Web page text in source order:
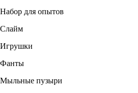
Набор для опытов
Слайм
Игрушки
Фанты
Мыльные пузыри